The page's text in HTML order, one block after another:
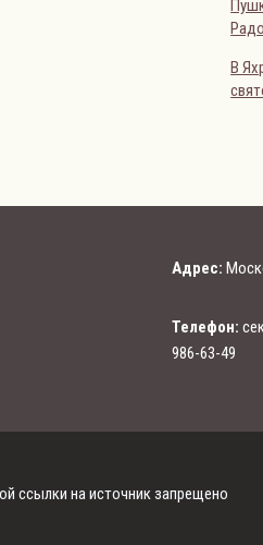
В
Адрес:
Телефон:
986-63-49
ссылки на источник запрещено